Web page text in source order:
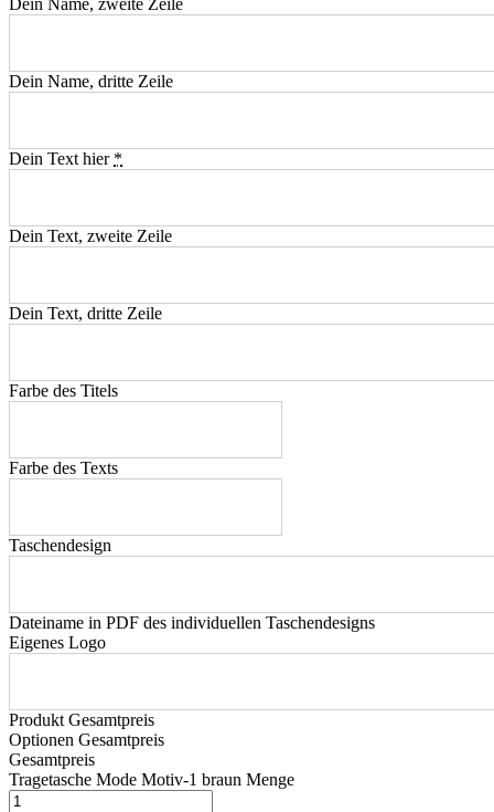
Dein Name, zweite Zeile
Dein Name, dritte Zeile
Dein Text hier *
Dein Text, zweite Zeile
Dein Text, dritte Zeile
Farbe des Titels
Farbe des Texts
Taschendesign
Dateiname in PDF des individuellen Taschendesigns
Eigenes Logo
Produkt Gesamtpreis
Optionen Gesamtpreis
Gesamtpreis
Tragetasche Mode Motiv-1 braun Menge